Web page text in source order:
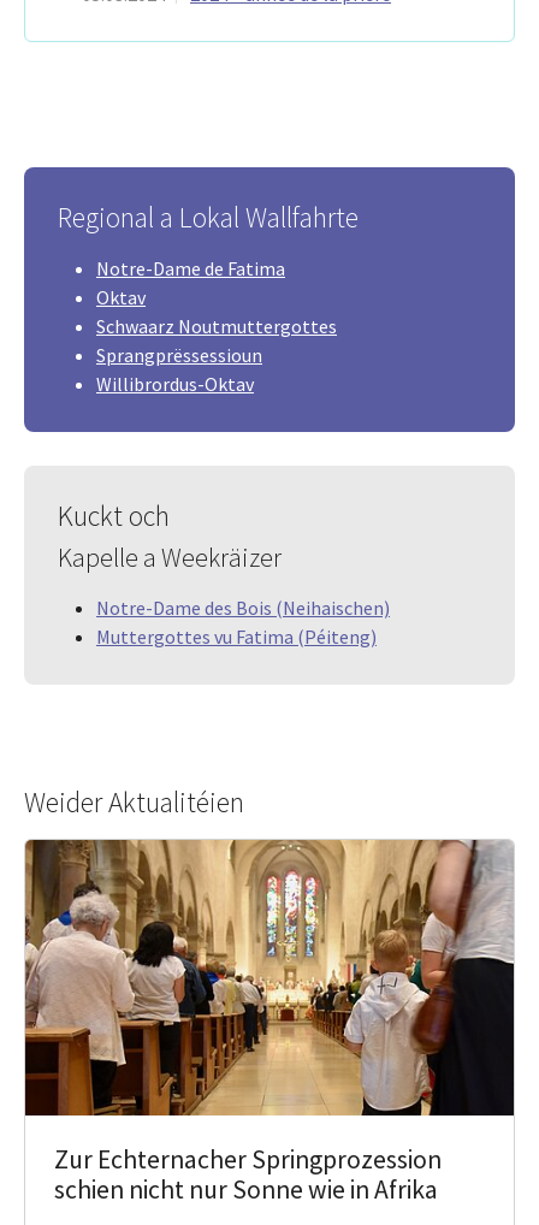
Regional a Lokal Wallfahrte
Notre-Dame de Fatima
Oktav
Schwaarz Noutmuttergottes
Sprangprëssessioun
Willibrordus-Oktav
Kuckt och
Kapelle a Weekräizer
Notre-Dame des Bois (Neihaischen)
Muttergottes vu Fatima (Péiteng)
Weider Aktualitéien
Zur Echternacher Springprozession
schien nicht nur Sonne wie in Afrika